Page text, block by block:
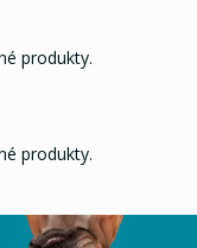
produkty.
produkty.